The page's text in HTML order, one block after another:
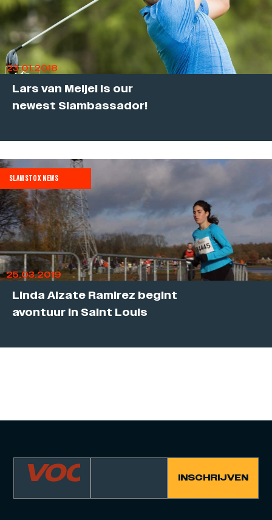
23.01.2018
Lars van Meijel is our
newest Slambassador!
SLAMSTOX NEWS
25.03.2019
Linda Alzate Ramirez begint
avontuur in Saint Louis